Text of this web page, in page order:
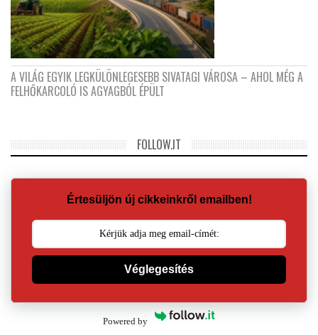
A VILÁG EGYIK LEGKÜLÖNLEGESEBB SIVATAGI VÁROSA – AHOL MÉG A
FELHŐKARCOLÓ IS AGYAGBÓL ÉPÜLT
FOLLOW.IT
Értesüljön új cikkeinkről emailben!
Véglegesítés
Powered by